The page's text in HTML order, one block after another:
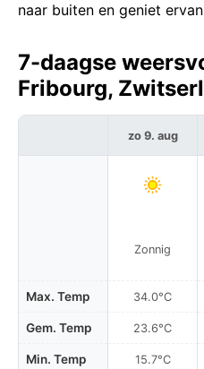
naar buiten en geniet
7-daagse
Fribourg,
Max. Temp
Gem. Temp
Min. Temp
zo 9. aug
Zonnig
34.0°C
23.6°C
15.7°C